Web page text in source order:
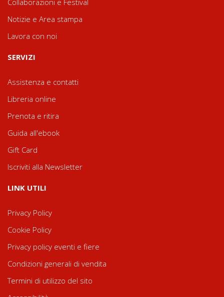
Collaborazioni e Festival
Notizie e Area stampa
Lavora con noi
SERVIZI
Assistenza e contatti
Libreria online
Prenota e ritira
Guida all'ebook
Gift Card
Iscriviti alla Newsletter
LINK UTILI
Privacy Policy
Cookie Policy
Privacy policy eventi e fiere
Condizioni generali di vendita
Termini di utilizzo del sito